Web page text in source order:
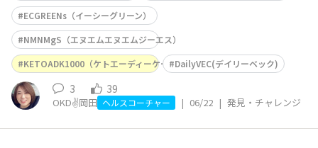
ECGREENs（イーシーグリーン）
NMNMgS（エヌエムエヌエムジーエス）
KETOADK1000（ケトエーディーケー1000）DailyVEC(デイリーベック)
3 39
OKD✌️岡田 ヘルスコーチャー | 06/22 | 発見・チャレンジ